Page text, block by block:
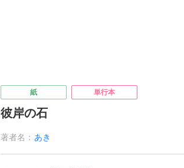
紙 単行本
彼岸の石
著者名： あき